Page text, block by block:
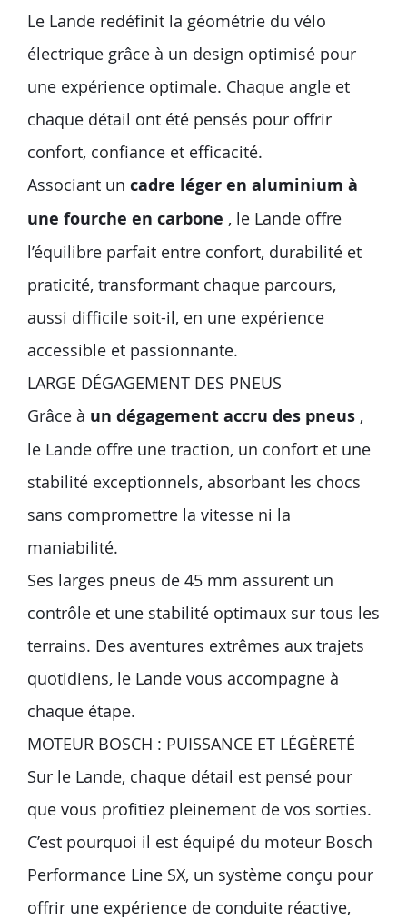
Le Lande redéfinit la géométrie du vélo
électrique grâce à un design optimisé pour
une expérience optimale. Chaque angle et
chaque détail ont été pensés pour offrir
confort, confiance et efficacité.
Associant un cadre léger en aluminium à
une fourche en carbone , le Lande offre
l’équilibre parfait entre confort, durabilité et
praticité, transformant chaque parcours,
aussi difficile soit-il, en une expérience
accessible et passionnante.
LARGE DÉGAGEMENT DES PNEUS
Grâce à un dégagement accru des pneus ,
le Lande offre une traction, un confort et une
stabilité exceptionnels, absorbant les chocs
sans compromettre la vitesse ni la
maniabilité.
Ses larges pneus de 45 mm assurent un
contrôle et une stabilité optimaux sur tous les
terrains. Des aventures extrêmes aux trajets
quotidiens, le Lande vous accompagne à
chaque étape.
MOTEUR BOSCH : PUISSANCE ET LÉGÈRETÉ
Sur le Lande, chaque détail est pensé pour
que vous profitiez pleinement de vos sorties.
C’est pourquoi il est équipé du moteur Bosch
Performance Line SX, un système conçu pour
offrir une expérience de conduite réactive,